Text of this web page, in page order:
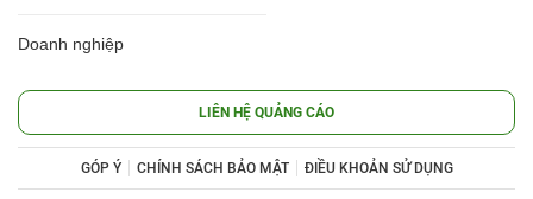
Doanh nghiệp
LIÊN HỆ QUẢNG CÁO
GÓP Ý CHÍNH SÁCH BẢO MẬT ĐIỀU KHOẢN SỬ DỤNG